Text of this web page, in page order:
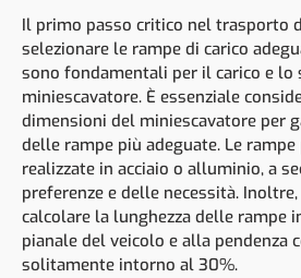
Il primo passo critico nel trasporto
selezionare le rampe di carico
sono fondamentali per il carico e lo
miniescavatore. È essenziale
dimensioni del miniescavatore per
delle rampe più adeguate. Le
realizzate in acciaio o alluminio, a
preferenze e delle necessità.
calcolare la lunghezza delle rampe
pianale del veicolo e alla pendenza
solitamente intorno al 30%.